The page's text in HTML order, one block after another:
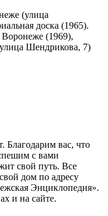
(улица
доска (1965).
(1969),
Шендрикова, 7)
Благодарим вас, что
с вами
свой путь. Все
дом по адресу
Энциклопедия».
и на сайте.